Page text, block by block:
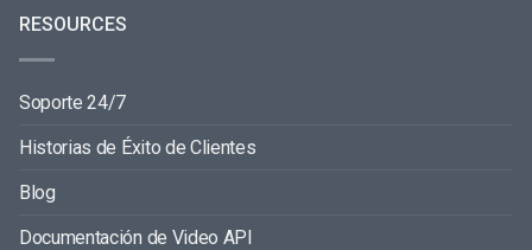
RESOURCES
Soporte 24/7
Historias de Éxito de Clientes
Blog
Documentación de Video API